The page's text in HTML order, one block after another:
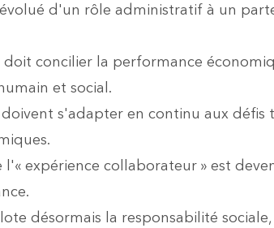
d'un rôle administratif à un
doit concilier la performance
et social.
doivent s'adapter en continu aux défis
expérience collaborateur » est
désormais la responsabilité